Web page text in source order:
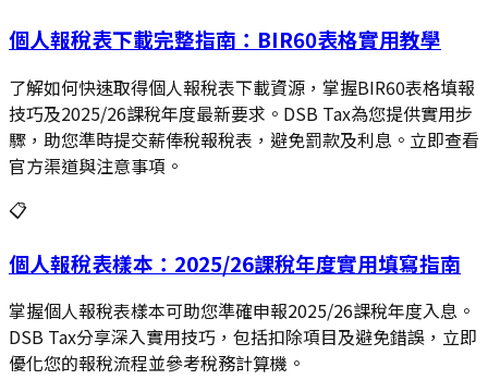
個人報稅表下載完整指南：BIR60表格實用教學
了解如何快速取得個人報稅表下載資源，掌握BIR60表格填報
技巧及2025/26課稅年度最新要求。DSB Tax為您提供實用步
驟，助您準時提交薪俸稅報稅表，避免罰款及利息。立即查看
官方渠道與注意事項。
📋
個人報稅表樣本：2025/26課稅年度實用填寫指南
掌握個人報稅表樣本可助您準確申報2025/26課稅年度入息。
DSB Tax分享深入實用技巧，包括扣除項目及避免錯誤，立即
優化您的報稅流程並參考稅務計算機。